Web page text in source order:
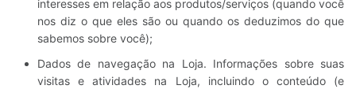
interesses em relação aos produtos/serviços (quando você
nos diz o que eles são ou quando os deduzimos do que
sabemos sobre você);
Dados de navegação na Loja. Informações sobre suas
visitas e atividades na Loja, incluindo o conteúdo (e